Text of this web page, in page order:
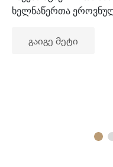
ხელნაწერთა
გაიგე მეტი